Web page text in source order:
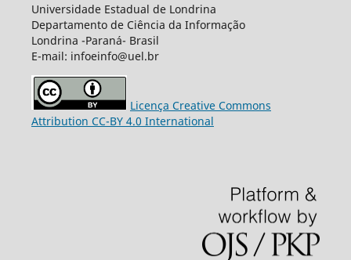
Universidade Estadual de Londrina
Departamento de Ciência da Informação
Londrina -Paraná- Brasil
E-mail: infoeinfo@uel.br
Licença Creative Commons
Attribution CC-BY 4.0 International